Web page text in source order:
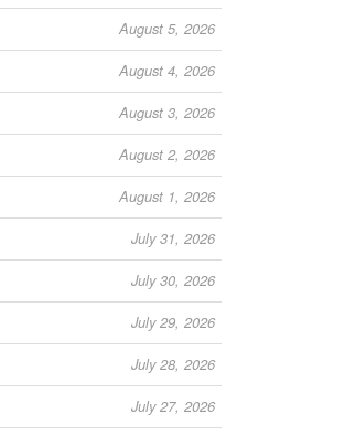
August 5, 2026
August 4, 2026
August 3, 2026
August 2, 2026
August 1, 2026
July 31, 2026
July 30, 2026
July 29, 2026
July 28, 2026
July 27, 2026